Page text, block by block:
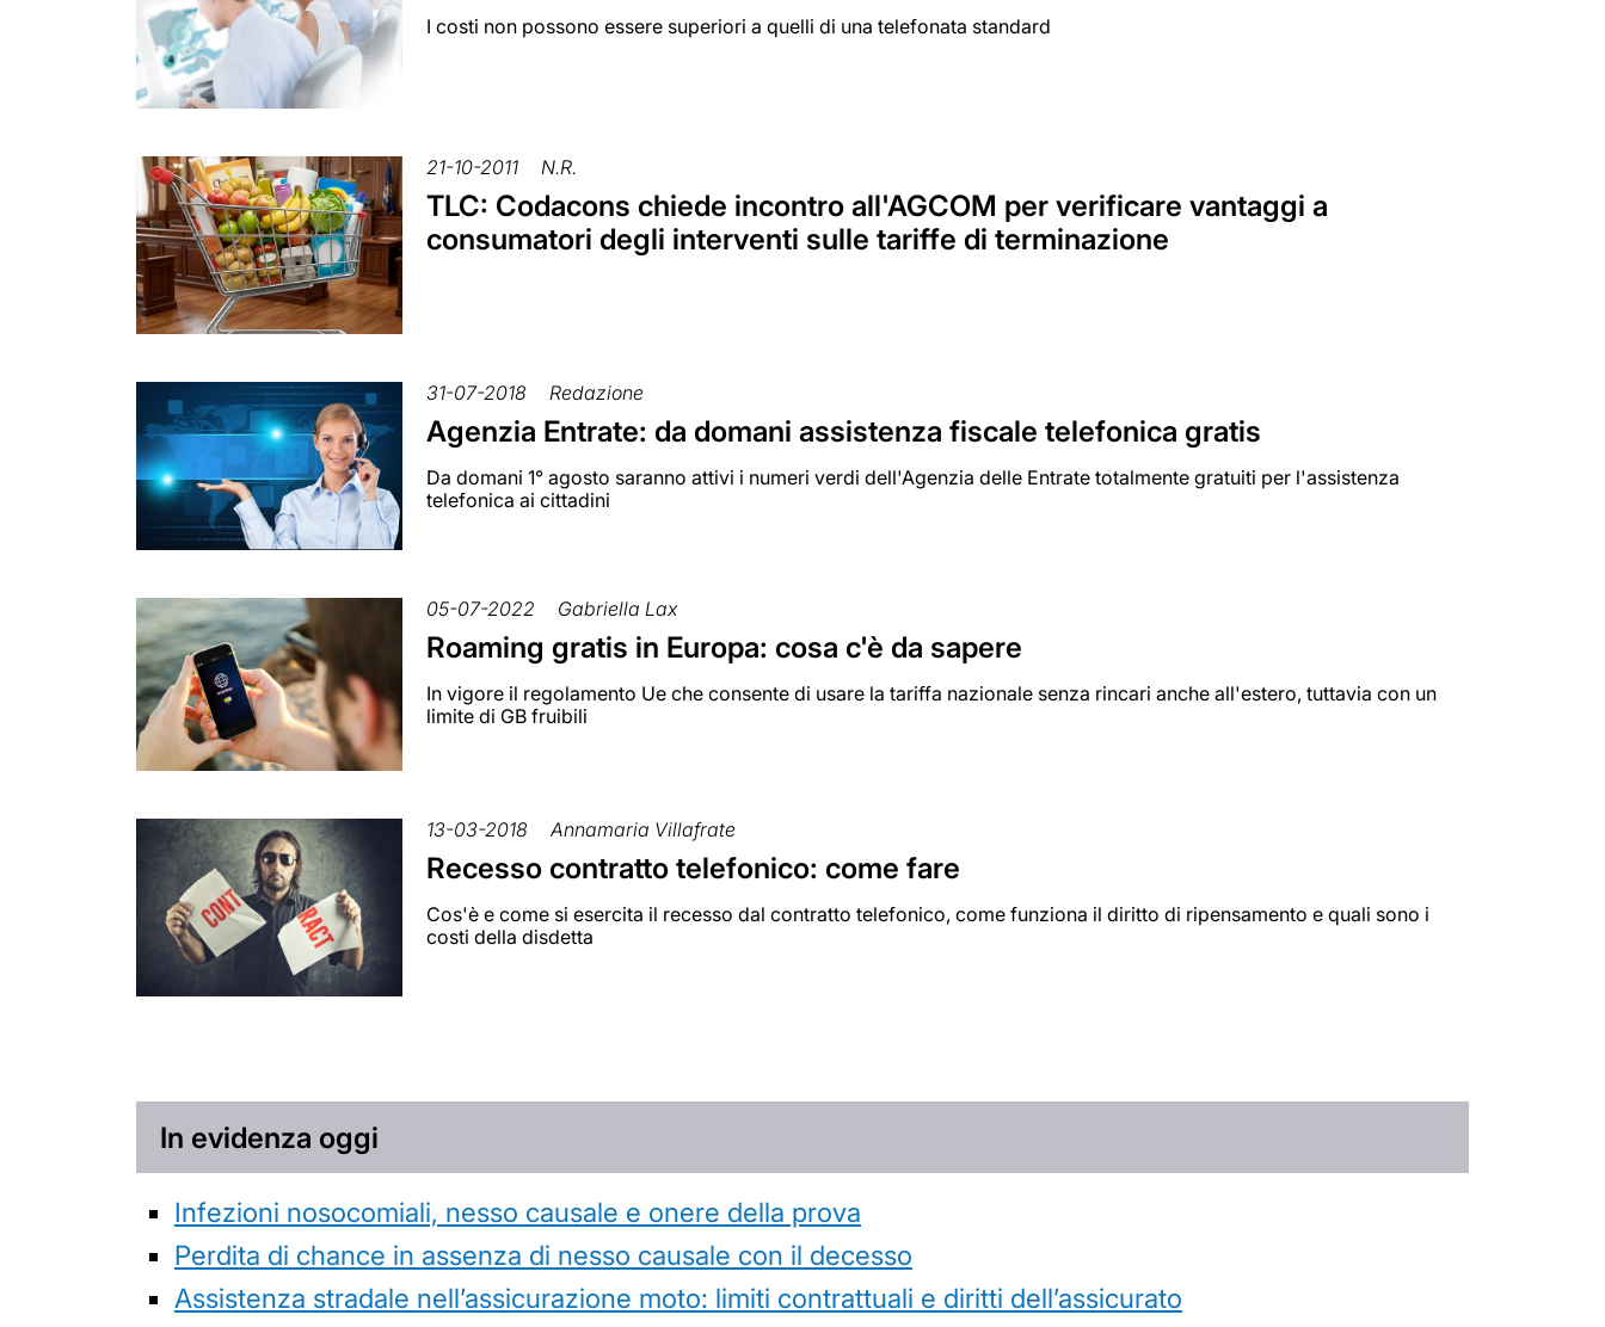
I costi non possono essere superiori a quelli di una telefonata standard
21-10-2011 N.R.
TLC: Codacons chiede incontro all'AGCOM per verificare vantaggi a
consumatori degli interventi sulle tariffe di terminazione
31-07-2018 Redazione
Agenzia Entrate: da domani assistenza fiscale telefonica gratis
Da domani 1° agosto saranno attivi i numeri verdi dell'Agenzia delle Entrate totalmente gratuiti per l'assistenza
telefonica ai cittadini
05-07-2022 Gabriella Lax
Roaming gratis in Europa: cosa c'è da sapere
In vigore il regolamento Ue che consente di usare la tariffa nazionale senza rincari anche all'estero, tuttavia con un
limite di GB fruibili
13-03-2018 Annamaria Villafrate
Recesso contratto telefonico: come fare
Cos'è e come si esercita il recesso dal contratto telefonico, come funziona il diritto di ripensamento e quali sono i
costi della disdetta
In evidenza oggi
Infezioni nosocomiali, nesso causale e onere della prova
Perdita di chance in assenza di nesso causale con il decesso
Assistenza stradale nell’assicurazione moto: limiti contrattuali e diritti dell’assicurato